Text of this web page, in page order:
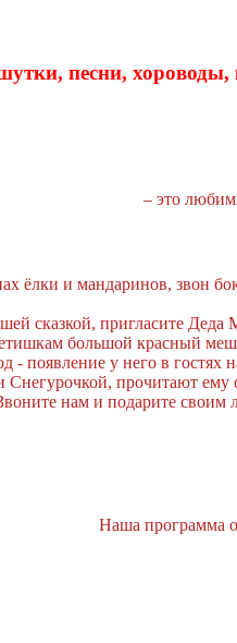
песни, хороводы,
– это
ёлки и мандаринов, звон
сказкой, пригласите
большой красный
- появление у него в гостях
прочитают
нам и подарите своим
Наша программа